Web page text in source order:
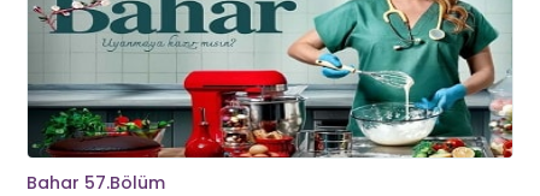
Bahar 57.Bölüm